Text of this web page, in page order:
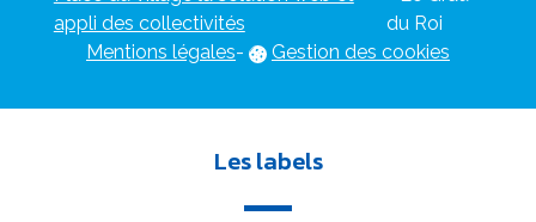
appli des collectivités
du Roi
Mentions légales- Gestion des cookies
Les labels